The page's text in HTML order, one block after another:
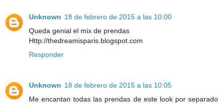
Unknown 18 de febrero de 2015 a las 10:00
Queda genial el mix de prendas
Http://thedreamisparis.blogspot.com
Responder
Unknown 18 de febrero de 2015 a las 10:05
Me encantan todas las prendas de este look por separado